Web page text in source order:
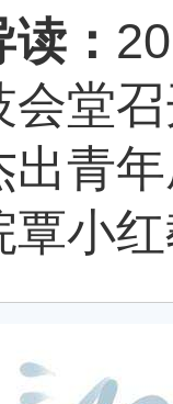
：
会堂
出青
覃小